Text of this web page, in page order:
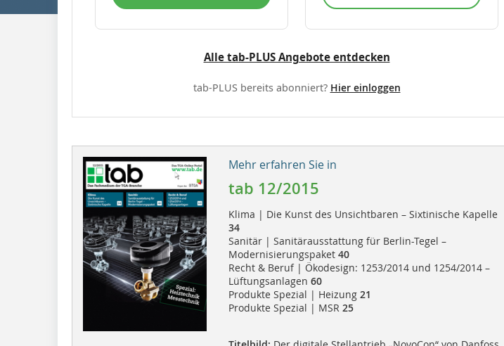
Alle tab-PLUS Angebote entdecken
tab-PLUS bereits abonniert? Hier einloggen
Mehr erfahren Sie in
tab 12/2015
Klima | Die Kunst des Unsichtbaren – Sixtinische Kapelle
34
Sanitär | Sanitärausstattung für Berlin-Tegel –
Modernisierungspaket 40
Recht & Beruf | Ökodesign: 1253/2014 und 1254/2014 –
Lüftungsanlagen 60
Produkte Spezial | Heizung 21
Produkte Spezial | MSR 25